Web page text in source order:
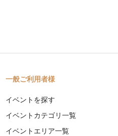
一般ご利用者様
イベントを探す
イベントカテゴリ一覧
イベントエリア一覧